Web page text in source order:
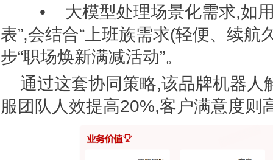
• 大模型处理场景化需求,如用
表”,会结合“上班族需求(轻便、续航
步“职场焕新满减活动”。
通过这套协同策略,该品牌机器人
服团队人效提高20%,客户满意度则